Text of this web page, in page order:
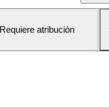
Requiere atribución